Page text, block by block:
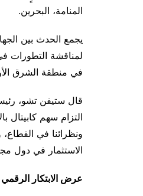
المنامة، البحرين.
يجمع الحدث بين
لمناقشة التطورات
في منطقة الشرق
التزام سهم كابيتال
ونظرائنا في
الاستثمار في دول
عرض الابتكار الرقمي